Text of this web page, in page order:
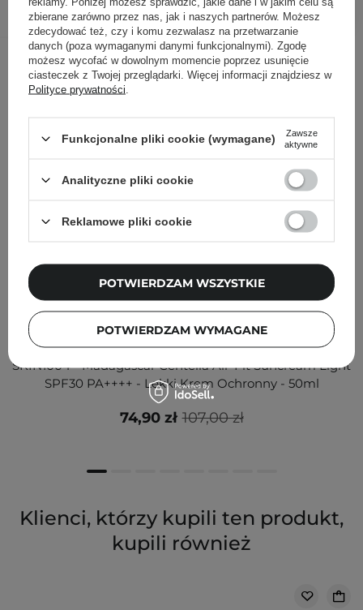
Inni klienci sprawdzali również
PROMOCJA
SKIN1004 - Madagascar Centella Air-Fit Suncream Light
SPF30 PA++++ - Lekki Krem Ochronny - 50ml
107,00 zł
74,90 zł
Klienci, którzy kupili ten produkt,
kupili również
zbierane zarówno przez nas, jak i naszych partnerów. Możesz
zdecydować też, czy i komu zezwalasz na przetwarzanie
danych (poza wymaganymi danymi funkcjonalnymi). Zgodę
możesz wycofać w dowolnym momencie poprzez usunięcie
ciasteczek z Twojej przeglądarki. Więcej informacji znajdziesz w
Polityce prywatności
Funkcjonalne pliki cookie (wymagane)
Zawsze
aktywne
Analityczne pliki cookie
Reklamowe pliki cookie
POTWIERDZAM WYMAGANE
POTWIERDZAM WSZYSTKIE